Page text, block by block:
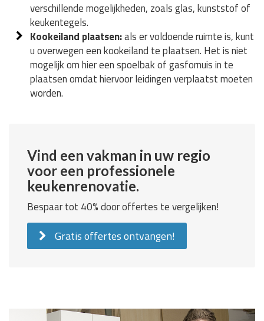
verschillende mogelijkheden, zoals glas, kunststof of
keukentegels.
Kookeiland plaatsen:als er voldoende ruimte is, kunt
u overwegen een kookeiland te plaatsen. Het is niet
mogelijk om hier een spoelbak of gasfornuis in te
plaatsen omdat hiervoor leidingen verplaatst moeten
worden.
Vind een vakman in uw regio
voor een professionele
keukenrenovatie.
Bespaar tot 40% door offertes te vergelijken!
Gratis offertes ontvangen!